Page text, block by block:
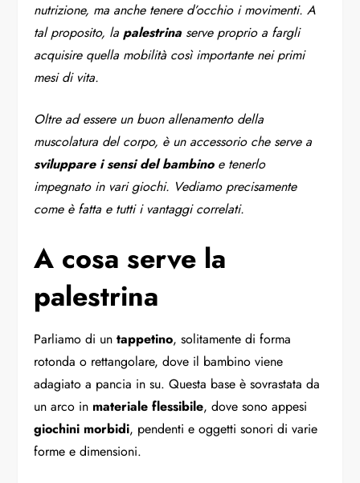
nutrizione, ma anche tenere d’occhio i movimenti. A
tal proposito, lapalestrina serve proprio a fargli
acquisire quella mobilità così importante nei primi
mesi di vita.
Oltre ad essere un buon allenamento della
muscolatura del corpo, è un accessorio che serve a
sviluppare i sensi del bambinoe tenerlo
impegnato in vari giochi. Vediamo precisamente
come è fatta e tutti i vantaggi correlati.
A cosa serve la
palestrina
Parliamo di untappetino, solitamente di forma
rotonda o rettangolare, dove il bambino viene
adagiato a pancia in su. Questa base è sovrastata da
un arco in materiale flessibile, dove sono appesi
giochini morbidi, pendenti e oggetti sonori di varie
forme e dimensioni.